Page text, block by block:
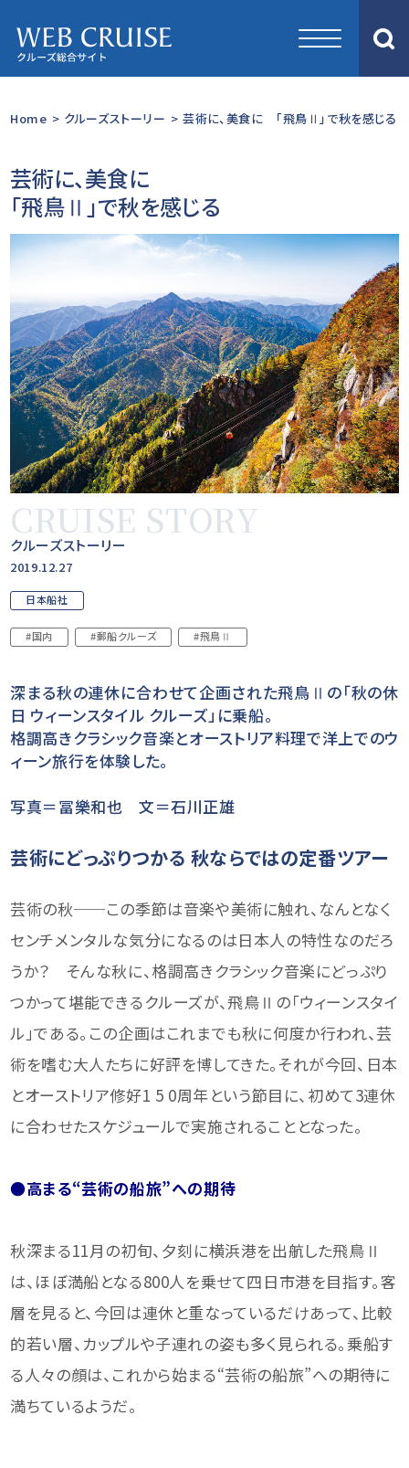
Home > クルーズストーリー > 芸術に、美食に 「飛鳥Ⅱ」で秋を感じる 1
芸術に、美食に
「飛鳥Ⅱ」で秋を感じる
CRUISE STORY
クルーズストーリー
2019.12.27
日本船社
#国内 #郵船クルーズ #飛鳥Ⅱ
深まる秋の連休に合わせて企画された飛鳥Ⅱの「秋の休
日 ウィーンスタイル クルーズ」に乗船。
格調高きクラシック音楽とオーストリア料理で洋上でのウ
ィーン旅行を体験した。
写真＝冨樂和也 文＝石川正雄
芸術にどっぷりつかる 秋ならではの定番ツアー
芸術の秋──この季節は音楽や美術に触れ、なんとなく
センチメンタルな気分になるのは日本人の特性なのだろ
うか？ そんな秋に、格調高きクラシック音楽にどっぷり
つかって堪能できるクルーズが、飛鳥Ⅱの「ウィーンスタイ
ル」である。この企画はこれまでも秋に何度か行われ、芸
術を嗜む大人たちに好評を博してきた。それが今回、日本
とオーストリア修好1 5 0周年という節目に、初めて3連休
に合わせたスケジュールで実施されることとなった。
●高まる“芸術の船旅”への期待
秋深まる11月の初旬、夕刻に横浜港を出航した飛鳥Ⅱ
は、ほぼ満船となる800人を乗せて四日市港を目指す。客
層を見ると、今回は連休と重なっているだけあって、比較
的若い層、カップルや子連れの姿も多く見られる。乗船す
る人々の顔は、これから始まる“芸術の船旅”への期待に
満ちているようだ。